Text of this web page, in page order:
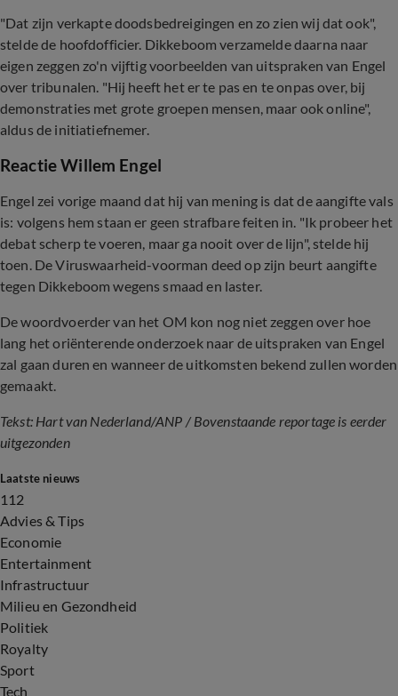
"Dat zijn verkapte doodsbedreigingen en zo zien wij dat ook",
stelde de hoofdofficier. Dikkeboom verzamelde daarna naar
eigen zeggen zo'n vijftig voorbeelden van uitspraken van Engel
over tribunalen. "Hij heeft het er te pas en te onpas over, bij
demonstraties met grote groepen mensen, maar ook online",
aldus de initiatiefnemer.
Reactie Willem Engel
Engel zei vorige maand dat hij van mening is dat de aangifte vals
is: volgens hem staan er geen strafbare feiten in. "Ik probeer het
debat scherp te voeren, maar ga nooit over de lijn", stelde hij
toen. De Viruswaarheid-voorman deed op zijn beurt aangifte
tegen Dikkeboom wegens smaad en laster.
De woordvoerder van het OM kon nog niet zeggen over hoe
lang het oriënterende onderzoek naar de uitspraken van Engel
zal gaan duren en wanneer de uitkomsten bekend zullen worden
gemaakt.
Tekst: Hart van Nederland/ANP / Bovenstaande reportage is eerder
uitgezonden
Laatste nieuws
112
Advies & Tips
Economie
Entertainment
Infrastructuur
Milieu en Gezondheid
Politiek
Royalty
Sport
Tech